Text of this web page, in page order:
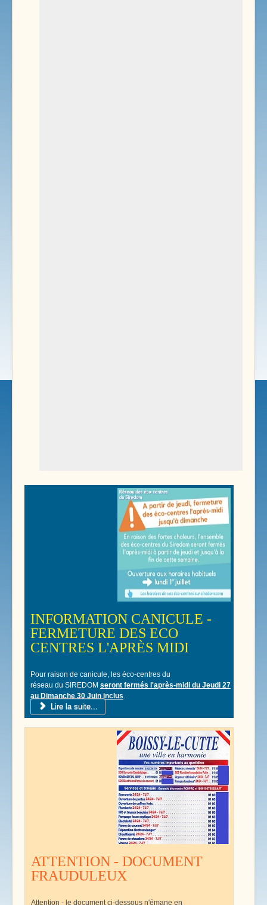
INFORMATION CANICULE -
FERMETURE DES ECO
CENTRES L'APRÈS MIDI
Pour raison de canicule, les éco-centres du
réseau du SIREDOM seront fermés l'après-midi du Jeudi 27
au Dimanche 30 Juin inclus
Lire la suite...
ATTENTION - DOCUMENT
FRAUDULEUX
Attention - le document ci-dessous n'émane en